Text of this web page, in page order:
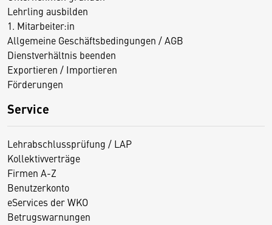
Lehrling ausbilden
1. Mitarbeiter:in
Allgemeine Geschäftsbedingungen / AGB
Dienstverhältnis beenden
Exportieren / Importieren
Förderungen
Service
Lehrabschlussprüfung / LAP
Kollektivverträge
Firmen A-Z
Benutzerkonto
eServices der WKO
Betrugswarnungen